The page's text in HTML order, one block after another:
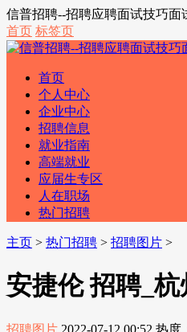
信普招聘--招聘应聘面试技巧面
首页 标签页
首页
个人中心
企业中心
招聘信息
就业指南
高端就业
应届生专区
人在职场
热门招聘
主页 > 热门招聘 > 招聘图片 >
安捷伦 招聘_
招聘图片 2022-07-12 00:52 热度